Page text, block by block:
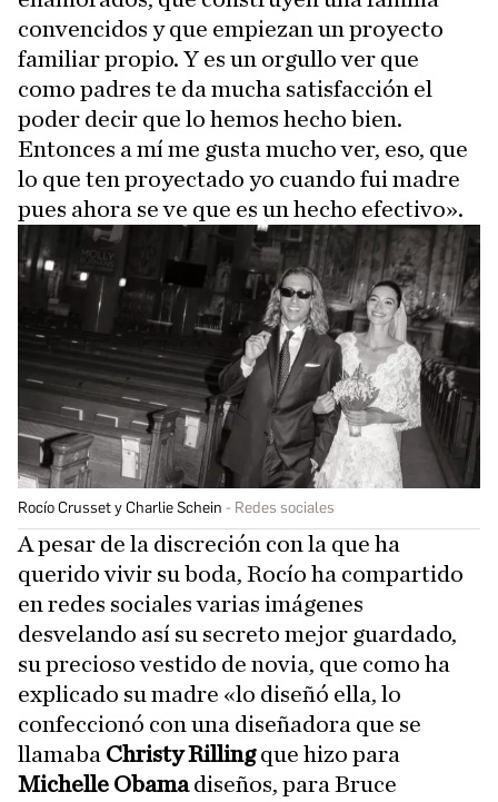
convencidos y que empiezan un proyecto
familiar propio. Y es un orgullo ver que
como padres te da mucha satisfacción el
poder decir que lo hemos hecho bien.
Entonces a mí me gusta mucho ver, eso, que
lo que ten proyectado yo cuando fui madre
pues ahora se ve que es un hecho efectivo».
Rocío Crusset y Charlie Schein Redes sociales
A pesar de la discreción con la que ha
querido vivir su boda, Rocío ha compartido
en redes sociales varias imágenes
desvelando así su secreto mejor guardado,
su precioso vestido de novia, que como ha
explicado su madre «lo diseñó ella, lo
confeccionó con una diseñadora que se
llamaba Christy Rillingque hizo para
Michelle Obamadiseños, para Bruce